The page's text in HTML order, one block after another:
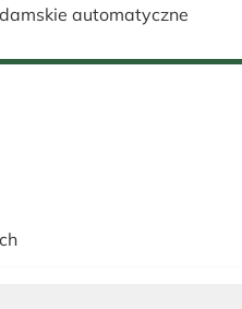
automatyczne